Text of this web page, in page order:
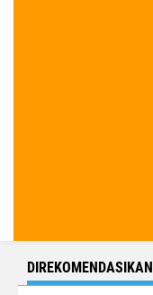
DIREKOMENDASIKAN